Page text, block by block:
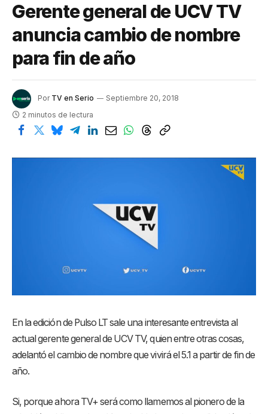
Gerente general de UCV TV
anuncia cambio de nombre
para fin de año
Por TV en Serio
Septiembre 20, 2018
2 minutos de lectura
En la edición de Pulso LT sale una interesante entrevista al
actual gerente general de UCV TV, quien entre otras cosas,
adelantó el cambio de nombre que vivirá el 5.1 a partir de fin de
año.
Si, porque ahora TV+ será como llamemos al pionero de la